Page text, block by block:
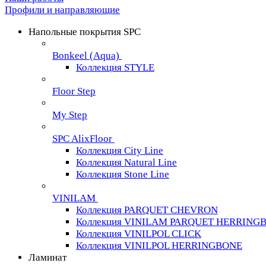
Профили и направляющие
Напольные покрытия SPC
Bonkeel (Aqua)
Коллекция STYLE
Floor Step
My Step
SPC AlixFloor
Коллекция City Line
Коллекция Natural Line
Коллекция Stone Line
VINILAM
Коллекция PARQUET CHEVRON
Коллекция VINILAM PARQUET
Коллекция VINILPOL CLICK
Коллекция VINILPOL HERRINGBONE
Ламинат